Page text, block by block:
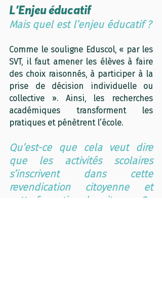
L’Enjeu éducatif
Mais quel est l’enjeu éducatif ?
Comme le souligne Eduscol, « par les
SVT, il faut amener les élèves à faire
des choix raisonnés, à participer à la
prise de décision individuelle ou
collective ». Ainsi, les recherches
académiques transforment les
pratiques et pénètrent l’école.
Qu’est-ce que cela veut dire
que les activités scolaires
s’inscrivent dans cette
revendication citoyenne et
cette formation des citoyens ?